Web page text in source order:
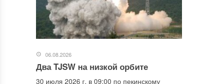
06.08.2026
Два TJSW на низкой орбите
30 июля 2026 г. в 09:00 по пекинскому